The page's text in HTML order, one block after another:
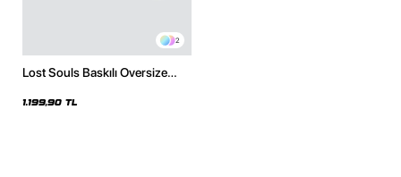
2
Lost Souls Baskılı Oversize
1.199,90 TL